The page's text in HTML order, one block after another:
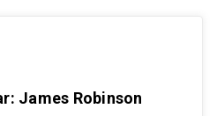
James Robinson